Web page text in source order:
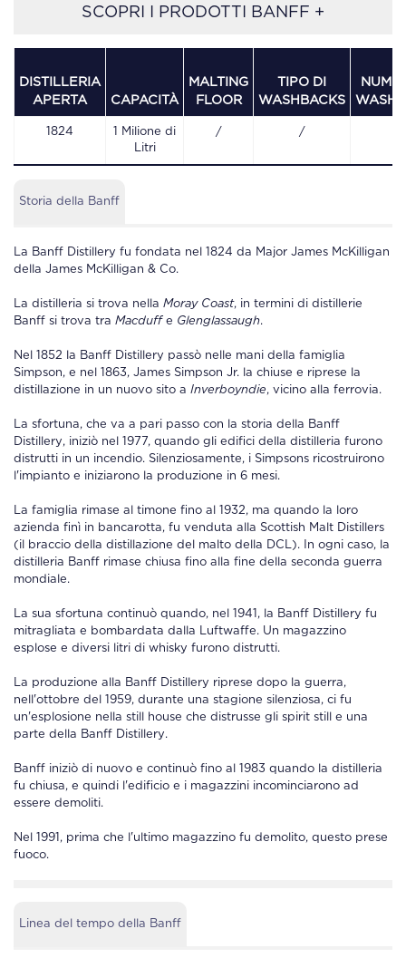
SCOPRI I PRODOTTI BANFF +
DISTILLERIA
APERTA
CAPACITÀ
MALTING
FLOOR
TIPO DI
WASHBACKS
1824
1 Milione di
Litri
/ /
Storia della Banff
La Banff Distillery fu fondata nel 1824 da Major James McKilligan
della James McKilligan & Co.
La distilleria si trova nella Moray Coast, in termini di distillerie
Banff si trova tra Macduffe Glenglassaugh.
Nel 1852 la Banff Distillery passò nelle mani della famiglia
Simpson, e nel 1863, James Simpson Jr. la chiuse e riprese la
distillazione in un nuovo sito a Inverboyndie, vicino alla ferrovia.
La sfortuna, che va a pari passo con la storia della Banff
Distillery, iniziò nel 1977, quando gli edifici della distilleria furono
distrutti in un incendio. Silenziosamente, i Simpsons ricostruirono
l'impianto e iniziarono la produzione in 6 mesi.
La famiglia rimase al timone fino al 1932, ma quando la loro
azienda finì in bancarotta, fu venduta alla Scottish Malt Distillers
(il braccio della distillazione del malto della DCL). In ogni caso, la
distilleria Banff rimase chiusa fino alla fine della seconda guerra
mondiale.
La sua sfortuna continuò quando, nel 1941, la Banff Distillery fu
mitragliata e bombardata dalla Luftwaffe. Un magazzino
esplose e diversi litri di whisky furono distrutti.
La produzione alla Banff Distillery riprese dopo la guerra,
nell'ottobre del 1959, durante una stagione silenziosa, ci fu
un'esplosione nella still house che distrusse gli spirit still e una
parte della Banff Distillery.
Banff iniziò di nuovo e continuò fino al 1983 quando la distilleria
fu chiusa, e quindi l'edificio e i magazzini incominciarono ad
essere demoliti.
Nel 1991, prima che l'ultimo magazzino fu demolito, questo prese
fuoco.
Linea del tempo della Banff